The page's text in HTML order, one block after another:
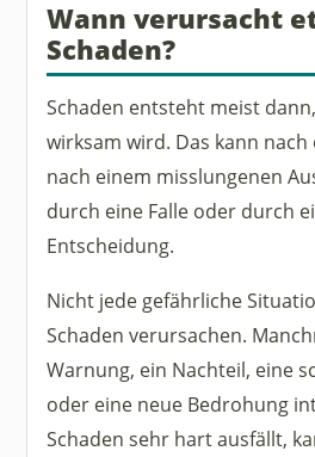
Wann verursacht
Schaden?
Schaden entsteht meist
wirksam wird. Das kann
nach einem misslungenen
durch eine Falle oder durch
Entscheidung.
Nicht jede gefährliche
Schaden verursachen.
Warnung, ein Nachteil, eine
oder eine neue Bedrohung
Schaden sehr hart ausfällt,